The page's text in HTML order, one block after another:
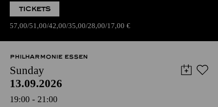
TICKETS
57,00 51,00 42,00 35,00 28,00 17,00 €
PHILHARMONIE ESSEN
Sunday
13.09.2026
19:00 - 21:00